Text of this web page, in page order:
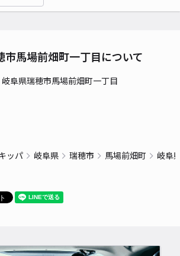
市馬場前畑町一丁目について
阜県瑞穂市馬場前畑町一丁目
ッパ 岐阜県 瑞穂市 馬場前畑町 岐阜